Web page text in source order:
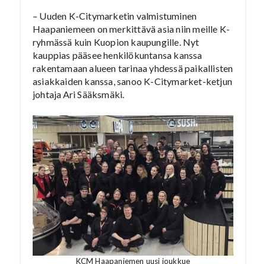
– Uuden K-Citymarketin valmistuminen
Haapaniemeen on merkittävä asia niin meille K-
ryhmässä kuin Kuopion kaupungille. Nyt
kauppias pääsee henkilökuntansa kanssa
rakentamaan alueen tarinaa yhdessä paikallisten
asiakkaiden kanssa, sanoo K-Citymarket-ketjun
johtaja Ari Sääksmäki.
KCM Haapaniemen uusi joukkue